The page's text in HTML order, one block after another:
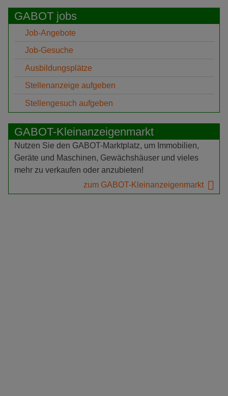
GABOT jobs
Job-Angebote
Job-Gesuche
Ausbildungsplätze
Stellenanzeige aufgeben
Stellengesuch aufgeben
GABOT-Kleinanzeigenmarkt
Nutzen Sie den GABOT-Marktplatz, um Immobilien,
Geräte und Maschinen, Gewächshäuser und vieles
mehr zu verkaufen oder anzubieten!
zum GABOT-Kleinanzeigenmarkt